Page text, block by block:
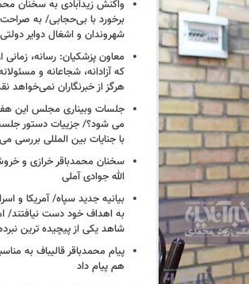
واکنش زیدآبادی به سخنان
برخورد با بی‌حجابی/ به
شهروندان و اشغال دوایر
معاون پزشکیان: رسانه، زمانی
که آزادانه، شجاعانه و
هرگز از خبرنگاران نمی‌خواهد
جلسات وبیناری مجلس این
می شود؟/ جزییات دستور
با جنایات بین المللی بررسی
سخنان محمدباقر خرازی و
الله جوادی آملی
بیانیه جدید سپاه/ آمریکا و
به اهداف خود دست نیافتند/
شاهد یکی از پیچیده ترین
پیام محمدباقر قالیباف به
هم پیام داد